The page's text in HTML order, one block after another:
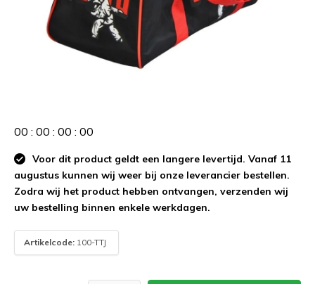
00 : 00 : 00 : 00
Voor dit product geldt een langere levertijd. Vanaf 11
augustus kunnen wij weer bij onze leverancier bestellen.
Zodra wij het product hebben ontvangen, verzenden wij
uw bestelling binnen enkele werkdagen.
Artikelcode: 100-TTJ